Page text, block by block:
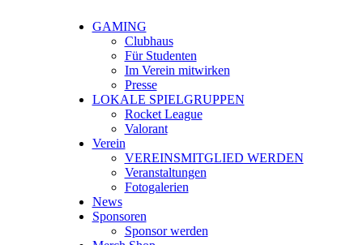
GAMING
Clubhaus
Für Studenten
Im Verein mitwirken
Presse
LOKALE SPIELGRUPPEN
Rocket League
Valorant
Verein
VEREINSMITGLIED WERDEN
Veranstaltungen
Fotogalerien
News
Sponsoren
Sponsor werden